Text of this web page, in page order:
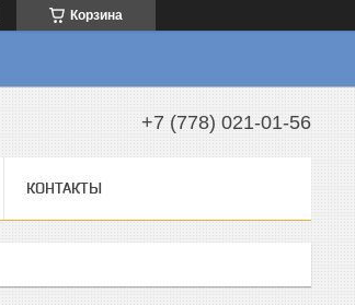
Корзина
+7 (778) 021-01-56
КОНТАКТЫ